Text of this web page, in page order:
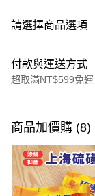
請選擇商品選項
付款與運送方式
超取滿NT$599免運
信用卡一次付款
超商取貨付款
LINE Pay
商品加價購 (8)